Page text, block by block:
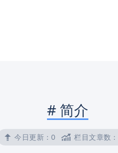
# 简介
今日更新：0 栏目文章数：